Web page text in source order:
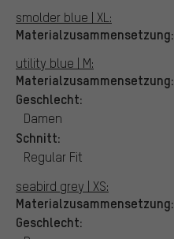
smolder blue | XL:
Materialzusammensetzung:
utility blue | M:
Materialzusammensetzung:
Geschlecht:
Damen
Schnitt:
Regular Fit
seabird grey | XS:
Materialzusammensetzung:
Geschlecht: